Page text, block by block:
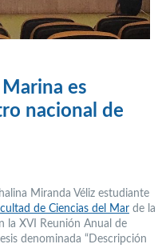
es
nacional de
Miranda Véliz estudiante
de Ciencias del Mar de la
la XVI Reunión Anual de
denominada “Descripción